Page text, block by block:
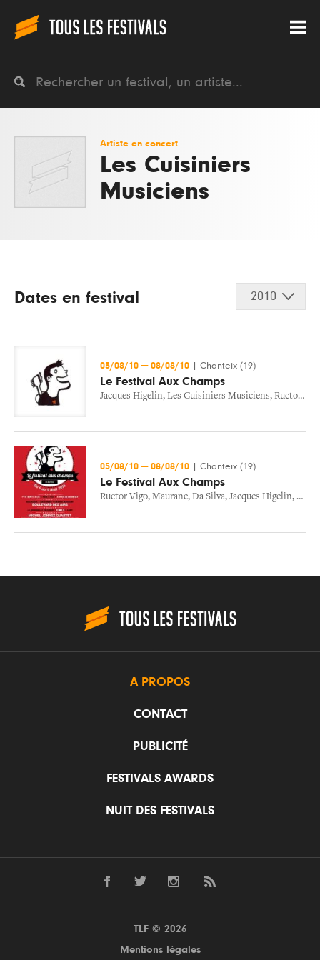
Artiste en concert
Les Cuisiniers
Musiciens
Dates en festival 2010
05/08/10 — 08/08/10 Chanteix (19)
Le Festival Aux Champs
Jacques Higelin, Les Cuisiniers Musiciens, Ructor Vigo
05/08/10 — 08/08/10 Chanteix (19)
Le Festival Aux Champs
Ructor Vigo, Maurane, Da Silva, Jacques Higelin, Les
A PROPOS
CONTACT
PUBLICITÉ
FESTIVALS AWARDS
NUIT DES FESTIVALS
TLF © 2026
Mentions légales